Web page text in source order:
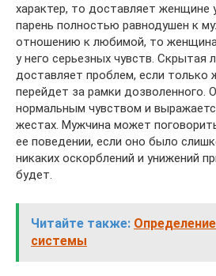
характер, то доставляет женщине
парень полностью равнодушен к
отношению к любимой, то женщина
у него серьезных чувств. Скрытая
доставляет проблем, если только
перейдет за рамки дозволенного.
нормальным чувством и
жестах. Мужчина может
ее поведении, если оно было
никаких оскорблений и унижений
будет.
Читайте также:
системы